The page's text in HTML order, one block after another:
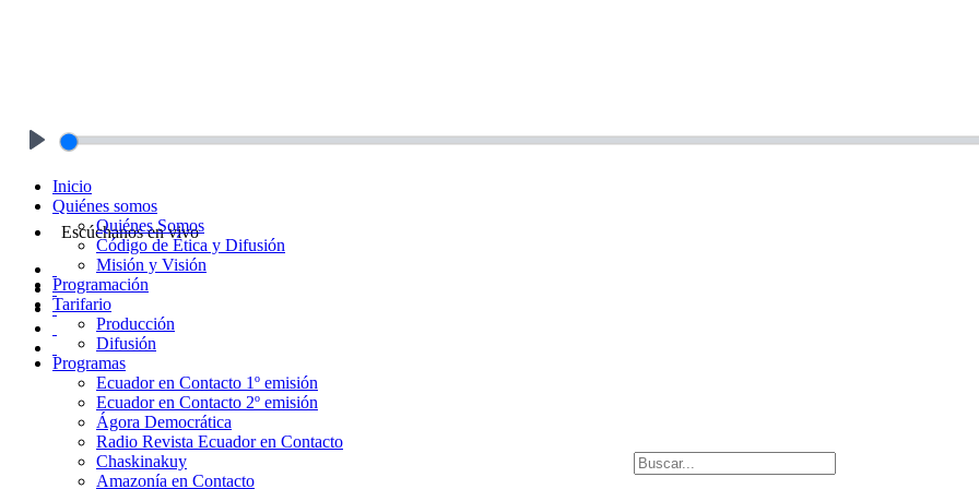
Escúchanos en vivo
Inicio
Quiénes somos
Quiénes Somos
Código de Ética y Difusión
Misión y Visión
Programación
Tarifario
Producción
Difusión
Programas
Ecuador en Contacto 1º emisión
Ecuador en Contacto 2º emisión
Ágora Democrática
Radio Revista Ecuador en Contacto
Chaskinakuy
Amazonía en Contacto